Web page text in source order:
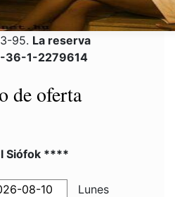
95. La reserva
36-1-2279614
de oferta
Siófok ****
Lunes